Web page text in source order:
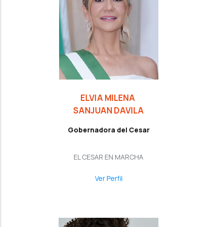
ELVIA MILENA
SANJUAN DAVILA
Gobernadora del Cesar
EL CESAR EN MARCHA
Ver Perfil